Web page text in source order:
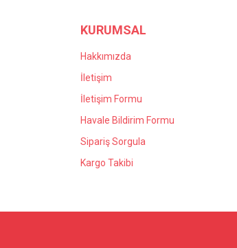
Bu ürüne benzer farklı
KURUMSAL
Hakkımızda
İletişim
İletişim Formu
Havale Bildirim Formu
Sipariş Sorgula
Kargo Takibi